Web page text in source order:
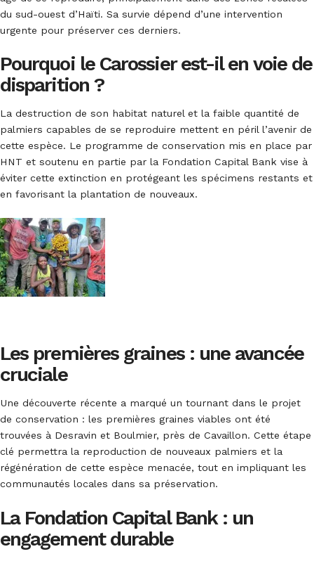
du sud-ouest d’Haïti. Sa survie dépend d’une intervention
urgente pour préserver ces derniers.
Pourquoi le Carossier est-il en voie de
disparition ?
La destruction de son habitat naturel et la faible quantité de
palmiers capables de se reproduire mettent en péril l’avenir de
cette espèce. Le programme de conservation mis en place par
HNT et soutenu en partie par la Fondation Capital Bank vise à
éviter cette extinction en protégeant les spécimens restants et
en favorisant la plantation de nouveaux.
Les premières graines : une avancée
cruciale
Une découverte récente a marqué un tournant dans le projet
de conservation : les premières graines viables ont été
trouvées à Desravin et Boulmier, près de Cavaillon. Cette étape
clé permettra la reproduction de nouveaux palmiers et la
régénération de cette espèce menacée, tout en impliquant les
communautés locales dans sa préservation.
La Fondation Capital Bank : un
engagement durable